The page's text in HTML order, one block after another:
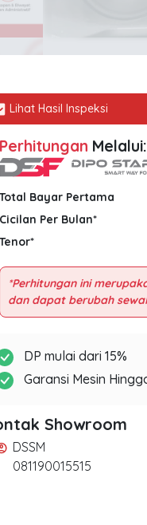
Lihat Hasil Inspeksi
Perhitungan Melalui:
Total Bayar Pertama
Cicilan Per Bulan*
Tenor*
*Perhitungan ini
DP mulai dari 15%
Garansi Mesin
Showroom
DSSM
081190015515